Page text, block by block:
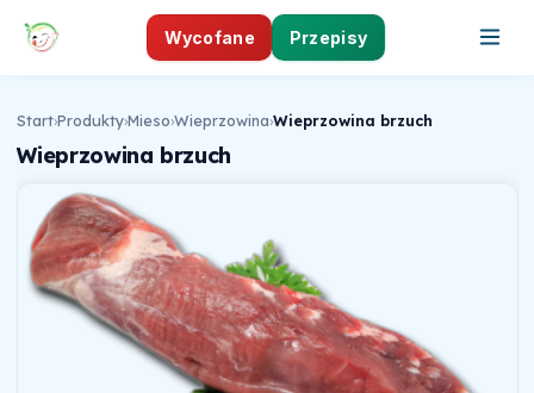
Wycofane Przepisy
Start›Produkty›Mieso›Wieprzowina›Wieprzowina brzuch
Wieprzowina brzuch